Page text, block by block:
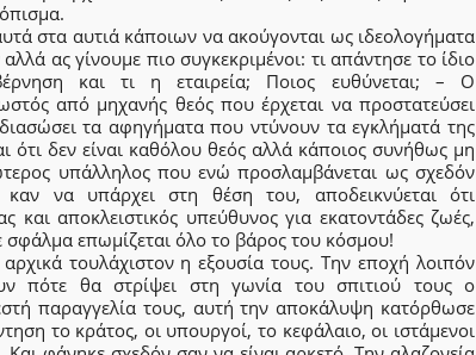
στα αυτιά κάποιων να ακούγονται ως ιδεολογήματα
ας γίνουμε πιο συγκεκριμένοι: τι απάντησε το ίδιο
και τι η εταιρεία; Ποιος ευθύνεται; – Ο
από μηχανής θεός που έρχεται να προστατεύσει
τα αφηγήματα που ντύνουν τα εγκλήματά της
ότι δεν είναι καθόλου θεός αλλά κάποιος συνήθως μη
υπάλληλος που ενώ προσλαμβάνεται ως σχεδόν
καν να υπάρχει στη θέση του, αποδεικνύεται ότι
και αποκλειστικός υπεύθυνος για εκατοντάδες ζωές,
επωμίζεται όλο το βάρος του κόσμου!
τουλάχιστον η εξουσία τους. Την εποχή λοιπόν
πότε θα στρίψει στη γωνία του σπιτιού τους ο
παραγγελία τους, αυτή την αποκάλυψη κατόρθωσε
το κράτος, οι υπουργοί, το κεφάλαιο, οι ιστάμενοι